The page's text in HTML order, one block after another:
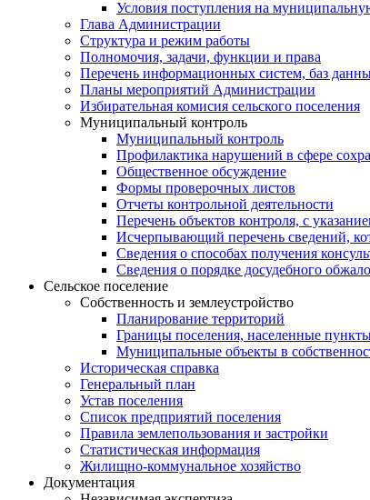
Условия поступления на
Глава Администрации
Структура и режим работы
Полномочия, задачи, функции и права
Перечень информационных систем, баз
Планы мероприятий Администрации
Избирательная комисия сельского поселения
Муниципальный контроль
Муниципальный контроль
Профилактика нарушений в сфере
Общественное обсуждение
Формы проверочных листов
Отчеты контрольной деятельности
Перечень объектов контроля, с
Исчерпывающий перечень сведений,
Сведения о способах получения
Сведения о порядке досудебного
Сельское поселение
Собственность и землеустройство
Планирование территорий
Границы поселения, населенные
Муниципальные объекты в
Историческая справка
Генеральный план
Устав поселения
Список предприятий поселения
Правила землепользования и застройки
Статистическая информация
Жилищно-коммунальное хозяйство
Документация